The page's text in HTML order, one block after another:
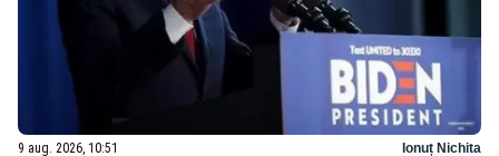
9 aug. 2026, 10:51 Ionuț Nichita